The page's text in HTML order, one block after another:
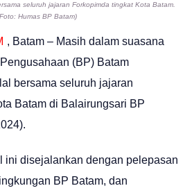
seluruh jajaran Forkopimda tingkat Kota Batam.
Humas BP Batam)
, Batam – Masih dalam suasana
(BP) Batam
bersama seluruh jajaran
Batam di Balairungsari BP
ini disejalankan dengan pelepasan
BP Batam, dan